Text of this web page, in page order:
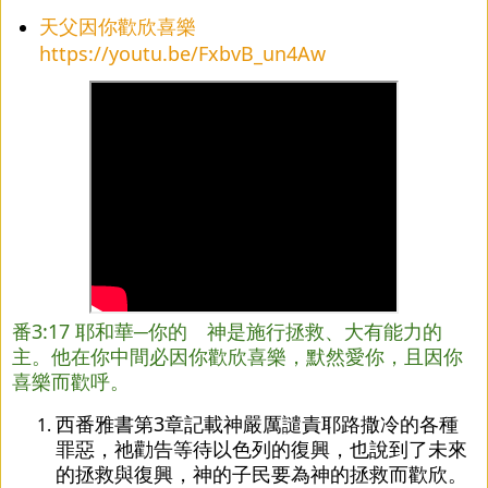
天父因你歡欣喜樂
https://youtu.be/FxbvB_un4Aw
番3:17 耶和華─你的 神是施行拯救、大有能力的
主。他在你中間必因你歡欣喜樂，默然愛你，且因你
喜樂而歡呼。
西番雅書第3章記載神嚴厲譴責耶路撒冷的各種
罪惡，祂勸告等待以色列的復興，也說到了未來
的拯救與復興，神的子民要為神的拯救而歡欣。